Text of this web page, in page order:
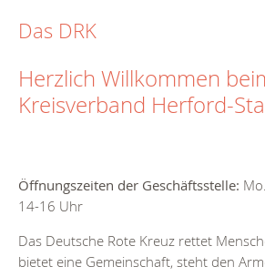
Das DRK
Herzlich Willkommen
Kreisverband Herford-
Öffnungszeiten der Geschäftsstelle:
14-16 Uhr
Das Deutsche Rote Kreuz rettet
bietet eine Gemeinschaft, steht den